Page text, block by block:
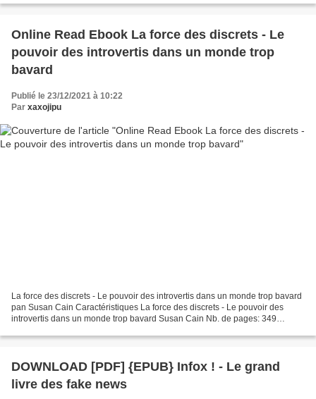
Online Read Ebook La force des discrets - Le
pouvoir des introvertis dans un monde trop
bavard
Publié le 23/12/2021 à 10:22
Par xaxojipu
La force des discrets - Le pouvoir des introvertis dans un monde trop bavard
pan Susan Cain Caractéristiques La force des discrets - Le pouvoir des
introvertis dans un monde trop bavard Susan Cain Nb. de pages: 349
DOWNLOAD [PDF] {EPUB} Infox ! - Le grand
livre des fake news